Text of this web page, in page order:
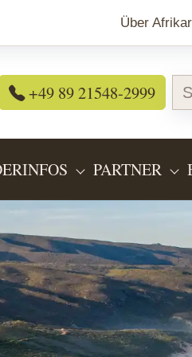
Über
+49 89 21548-2999
& CAMPS"
FOR "REISEARTEN"
SUBMENU FOR
PARTNER